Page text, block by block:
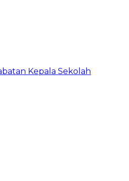
Kepala Sekolah